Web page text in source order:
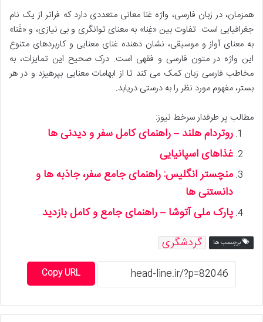
همزمان، در زبان فارسی، واژه غنا معانی متعددی دارد که فراتر از یک نام
جغرافیایی است. تفاوت بین «غِنا» به معنای توانگری و بی نیازی، و «غَنا»
به معنای آواز و موسیقی، نشان دهنده غنای معنایی و کاربردهای متنوع
این واژه در متون فارسی و فقهی است. درک صحیح این تمایزات، به
مخاطب فارسی زبان کمک می کند تا از ابهامات معنایی بپرهیزد و در هر
بستر، مفهوم مورد نظر را به درستی دریابد.
مطالب پر طرفدار سرخط نیوز:
روتردام هلند – راهنمای کامل سفر و دیدنی ها
غذاهای اسپانیایی
منچستر انگلیس: راهنمای جامع سفر، جاذبه ها و
دانستنی ها
پارک ملی آتوشا – راهنمای جامع و کامل بازدید
برچسب ها گردشگری
Copy URL